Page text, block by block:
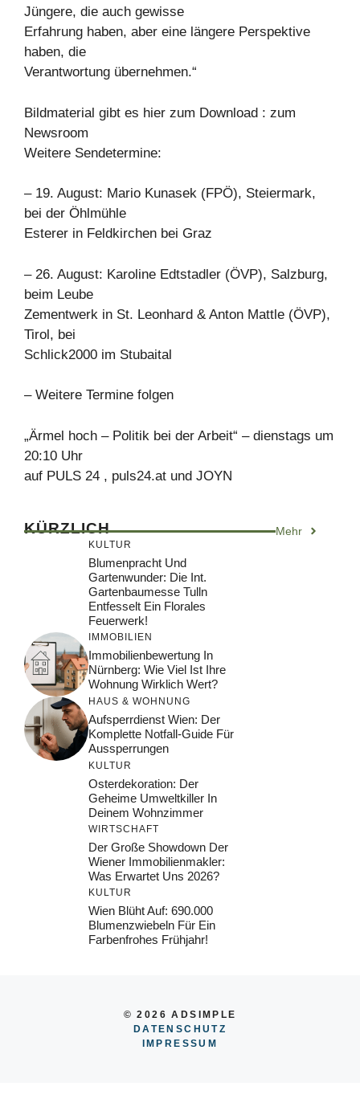
Jüngere, die auch gewisse
Erfahrung haben, aber eine längere Perspektive
haben, die
Verantwortung übernehmen.“
Bildmaterial gibt es hier zum Download : zum
Newsroom
Weitere Sendetermine:
– 19. August: Mario Kunasek (FPÖ), Steiermark,
bei der Öhlmühle
Esterer in Feldkirchen bei Graz
– 26. August: Karoline Edtstadler (ÖVP), Salzburg,
beim Leube
Zementwerk in St. Leonhard & Anton Mattle (ÖVP),
Tirol, bei
Schlick2000 im Stubaital
– Weitere Termine folgen
„Ärmel hoch – Politik bei der Arbeit“ – dienstags um
20:10 Uhr
auf PULS 24 , puls24.at und JOYN
KÜRZLICH Mehr
KULTUR
Blumenpracht Und
Gartenwunder: Die Int.
Gartenbaumesse Tulln
Entfesselt Ein Florales
Feuerwerk!
IMMOBILIEN
Immobilienbewertung In
Nürnberg: Wie Viel Ist Ihre
Wohnung Wirklich Wert?
HAUS & WOHNUNG
Aufsperrdienst Wien: Der
Komplette Notfall-Guide Für
Aussperrungen
KULTUR
Osterdekoration: Der
Geheime Umweltkiller In
Deinem Wohnzimmer
WIRTSCHAFT
Der Große Showdown Der
Wiener Immobilienmakler:
Was Erwartet Uns 2026?
KULTUR
Wien Blüht Auf: 690.000
Blumenzwiebeln Für Ein
Farbenfrohes Frühjahr!
© 2026 ADSIMPLE
DATENSCHUTZ
IMPRESSUM